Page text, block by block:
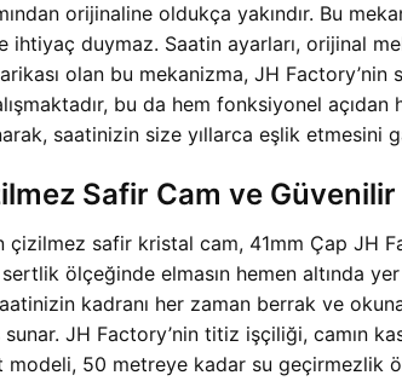
orijinaline oldukça yakındır. Bu
duymaz. Saatin ayarları, orijinal
olan bu mekanizma, JH Factory’nin
bu da hem fonksiyonel açıdan
saatinizin size yıllarca eşlik etmesini
Safir Cam ve
safir kristal cam, 41mm Çap JH
ölçeğinde elmasın hemen altında
kadranı her zaman berrak ve
JH Factory’nin titiz işçiliği, camın
modeli, 50 metreye kadar su